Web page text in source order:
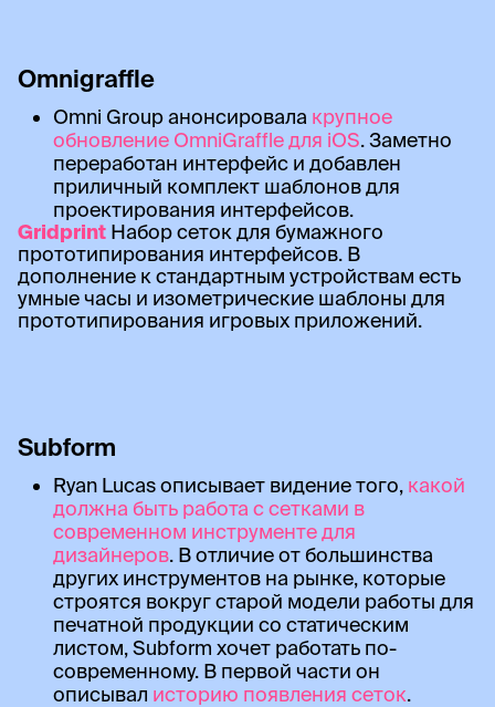
Omnigraffle
Omni Group анонсировала крупное
обновление OmniGraffle для iOS. Заметно
переработан интерфейс и добавлен
приличный комплект шаблонов для
проектирования интерфейсов.
Gridprint Набор сеток для бумажного
прототипирования интерфейсов. В
дополнение к стандартным устройствам есть
умные часы и изометрические шаблоны для
прототипирования игровых приложений.
Subform
Ryan Lucas описывает видение того, какой
должна быть работа с сетками в
современном инструменте для
дизайнеров. В отличие от большинства
других инструментов на рынке, которые
строятся вокруг старой модели работы для
печатной продукции со статическим
листом, Subform хочет работать по-
современному. В первой части он
описывал историю появления сеток.